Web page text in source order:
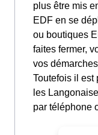
plus être mis
EDF en se
ou boutiques
faites fermer,
vos
Toutefois il est
les
par téléphone